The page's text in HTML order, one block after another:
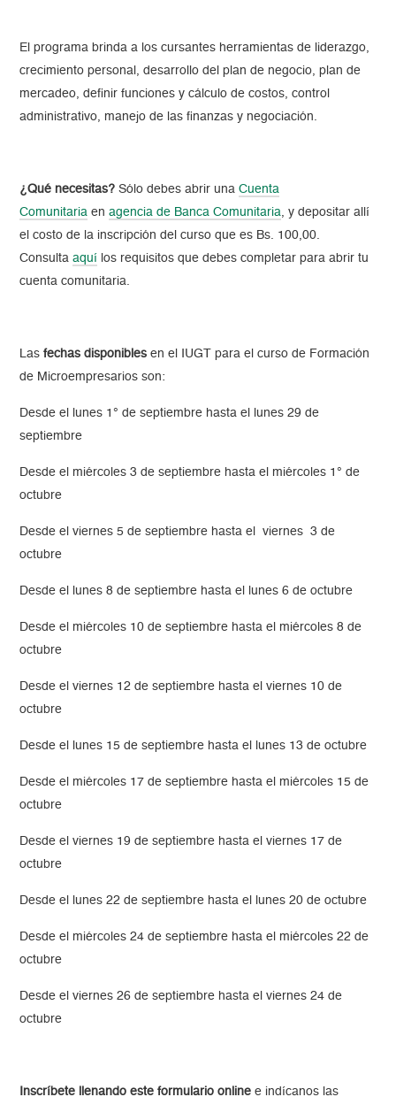
El programa brinda a los cursantes herramientas de liderazgo,
crecimiento personal, desarrollo del plan de negocio, plan de
mercadeo, definir funciones y cálculo de costos, control
administrativo, manejo de las finanzas y negociación.
¿Qué necesitas?Sólo debes abrir unaCuenta
Comunitaria enagencia de Banca Comunitaria, y depositar allí
el costo de la inscripción del curso que es Bs. 100,00.
Consultaaquí los requisitos que debes completar para abrir tu
cuenta comunitaria.
Lasfechas disponibles en el IUGT para el curso de Formación
de Microempresarios son:
Desde el lunes 1° de septiembre hasta el lunes 29 de
septiembre
Desde el miércoles 3 de septiembre hasta el miércoles 1° de
octubre
Desde el viernes 5 de septiembre hasta el viernes 3 de
octubre
Desde el lunes 8 de septiembre hasta el lunes 6 de octubre
Desde el miércoles 10 de septiembre hasta el miércoles 8 de
octubre
Desde el viernes 12 de septiembre hasta el viernes 10 de
octubre
Desde el lunes 15 de septiembre hasta el lunes 13 de octubre
Desde el miércoles 17 de septiembre hasta el miércoles 15 de
octubre
Desde el viernes 19 de septiembre hasta el viernes 17 de
octubre
Desde el lunes 22 de septiembre hasta el lunes 20 de octubre
Desde el miércoles 24 de septiembre hasta el miércoles 22 de
octubre
Desde el viernes 26 de septiembre hasta el viernes 24 de
octubre
Inscríbete llenando este formulario online e indícanos las